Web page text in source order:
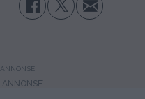
ANNONSE